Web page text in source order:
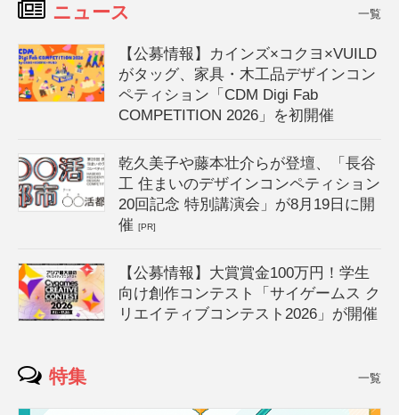
ニュース 一覧
【公募情報】カインズ×コクヨ×VUILD
がタッグ、家具・木工品デザインコン
ペティション「CDM Digi Fab
COMPETITION 2026」を初開催
乾久美子や藤本壮介らが登壇、「長谷
工 住まいのデザインコンペティション
20回記念 特別講演会」が8月19日に開
催[PR]
【公募情報】大賞賞金100万円！学生
向け創作コンテスト「サイゲームス ク
リエイティブコンテスト2026」が開催
特集 一覧